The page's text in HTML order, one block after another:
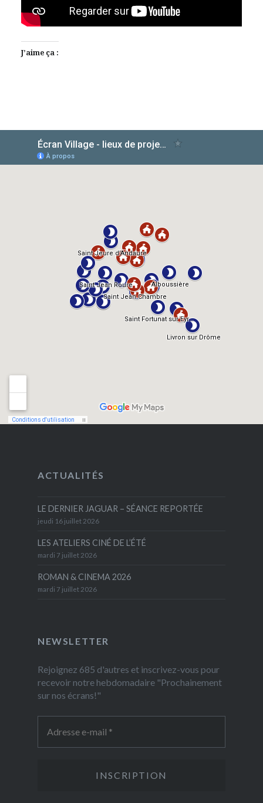
J’aime ça :
AlloCiné
ACTUALITÉS
LE DERNIER JAGUAR – SÉANCE REPORTÉE
jeudi 16 juillet 2026
LES ATELIERS CINÉ DE L’ÉTÉ
mardi 7 juillet 2026
ROMAN & CINEMA 2026
mardi 7 juillet 2026
NEWSLETTER
Rejoignez 685 d'autres et inscrivez-vous pour
recevoir notre hebdomadaire "Prochainement
sur nos écrans!"